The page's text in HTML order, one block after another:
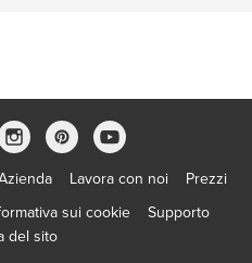
Lavora con noi
Prezzi
sui cookie
Supporto
del sito